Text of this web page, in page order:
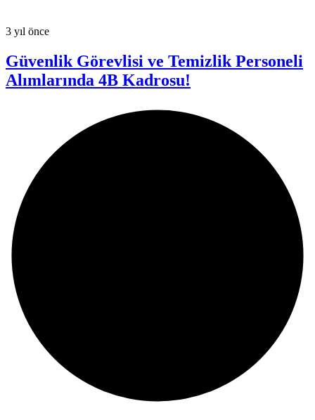
3 yıl önce
Güvenlik Görevlisi ve Temizlik Personeli
Alımlarında 4B Kadrosu!